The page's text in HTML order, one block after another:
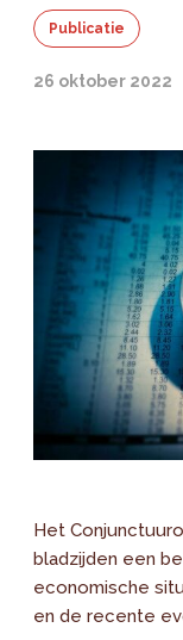
Publicatie
26 oktober 2022
Het
bladzijden een
economische
en de recente